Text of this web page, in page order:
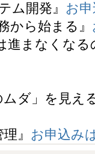
ム開発』 お
から始まる』
進まなくなる
ムダ」を見え
』 お申込み